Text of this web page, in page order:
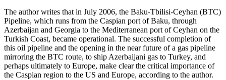
The author writes that in July 2006, the Baku-Tbilisi-Ceyhan (BTC)
Pipeline, which runs from the Caspian port of Baku, through
Azerbaijan and Georgia to the Mediterranean port of Ceyhan on the
Turkish Coast, became operational. The successful completion of
this oil pipeline and the opening in the near future of a gas pipeline
mirroring the BTC route, to ship Azerbaijani gas to Turkey, and
perhaps ultimately to Europe, make clear the critical importance of
the Caspian region to the US and Europe, according to the author.